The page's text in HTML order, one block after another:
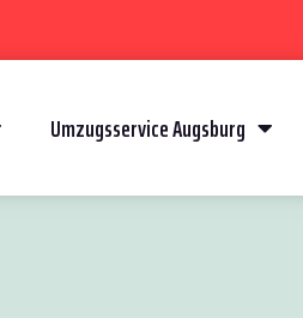
Umzugsservice Augsburg